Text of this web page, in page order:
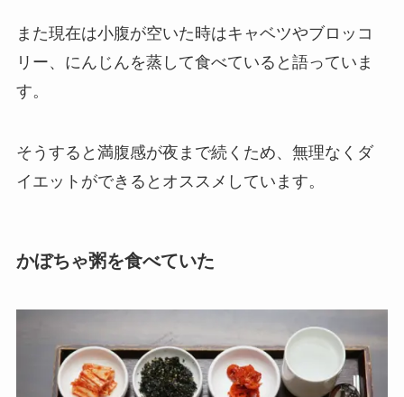
また現在は小腹が空いた時はキャベツやブロッコ
リー、にんじんを蒸して食べていると語っていま
す。
そうすると満腹感が夜まで続くため、無理なくダ
イエットができるとオススメしています。
かぼちゃ粥を食べていた